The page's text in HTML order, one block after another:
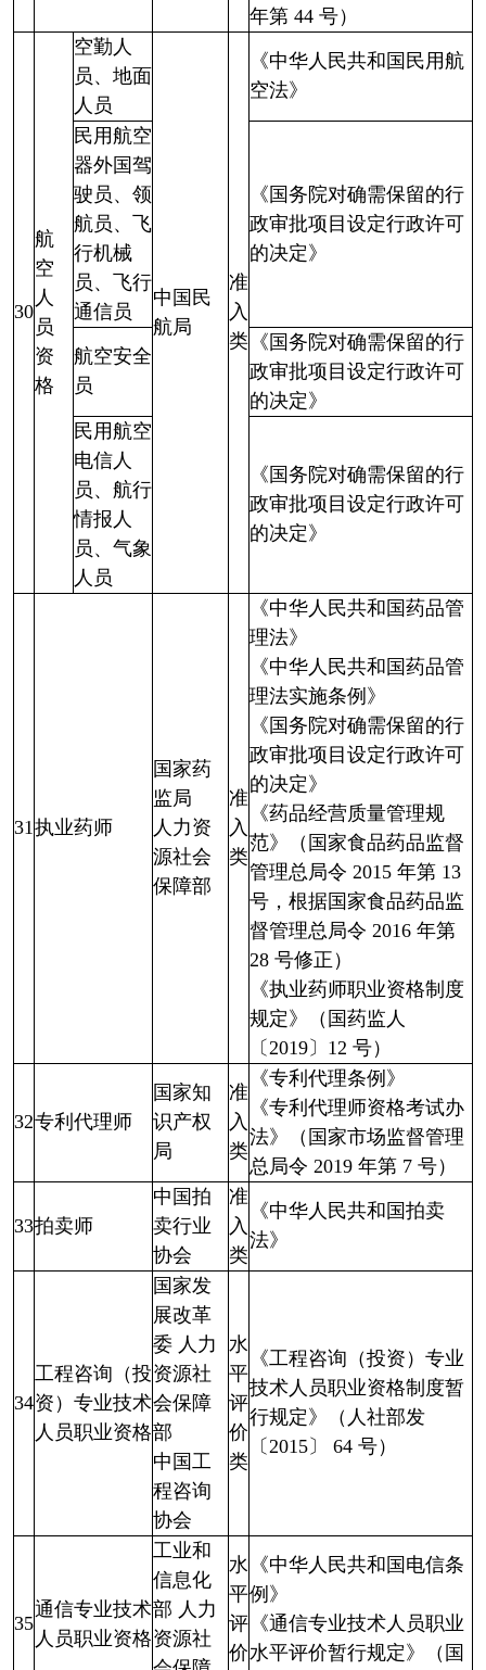
年第 44 号）
30
航
空
人
员
资
格
空勤人
员、地面
人员
中国民
航局
准
入
类
《中华人民共和国民用航
空法》
民用航空
器外国驾
驶员、领
航员、飞
行机械
员、飞行
通信员
《国务院对确需保留的行
政审批项目设定行政许可
的决定》
航空安全
员
《国务院对确需保留的行
政审批项目设定行政许可
的决定》
民用航空
电信人
员、航行
情报人
员、气象
人员
《国务院对确需保留的行
政审批项目设定行政许可
的决定》
31执业药师
国家药
监局
人力资
源社会
保障部
准
入
类
《中华人民共和国药品管
理法》
《中华人民共和国药品管
理法实施条例》
《国务院对确需保留的行
政审批项目设定行政许可
的决定》
《药品经营质量管理规
范》（国家食品药品监督
管理总局令 2015 年第 13
号，根据国家食品药品监
督管理总局令 2016 年第
28 号修正）
《执业药师职业资格制度
规定》（国药监人
〔2019〕12 号）
32专利代理师
国家知
识产权
局
准
入
类
《专利代理条例》
《专利代理师资格考试办
法》（国家市场监督管理
总局令 2019 年第 7 号）
33拍卖师
中国拍
卖行业
协会
准
入
类
《中华人民共和国拍卖
法》
34
工程咨询（投
资）专业技术
人员职业资格
国家发
展改革
委 人力
资源社
会保障
部
中国工
程咨询
协会
水
平
评
价
类
《工程咨询（投资）专业
技术人员职业资格制度暂
行规定》（人社部发
〔2015〕 64 号）
35
通信专业技术
人员职业资格
工业和
信息化
部 人力
资源社
水
平
评
价
《中华人民共和国电信条
例》
《通信专业技术人员职业
水平评价暂行规定》（国